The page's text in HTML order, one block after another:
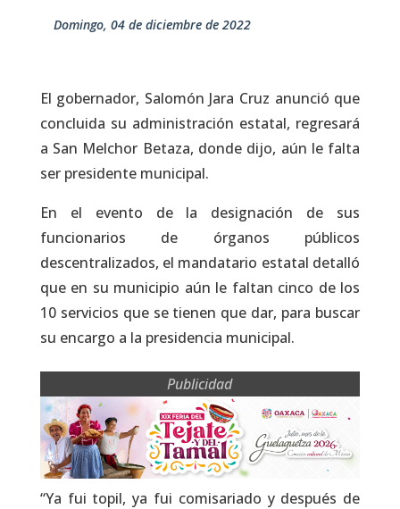
domingo, 04 de diciembre de 2022
El gobernador, Salomón Jara Cruz anunció que
concluida su administración estatal, regresará
a San Melchor Betaza, donde dijo, aún le falta
ser presidente municipal.
En el evento de la designación de sus
funcionarios de órganos públicos
descentralizados, el mandatario estatal detalló
que en su municipio aún le faltan cinco de los
10 servicios que se tienen que dar, para buscar
su encargo a la presidencia municipal.
Publicidad
“Ya fui topil, ya fui comisariado y después de